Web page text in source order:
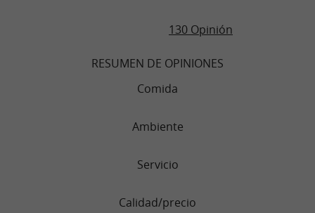
130 Opinión
RESUMEN DE OPINIONES
Comida
Ambiente
Servicio
Calidad/precio